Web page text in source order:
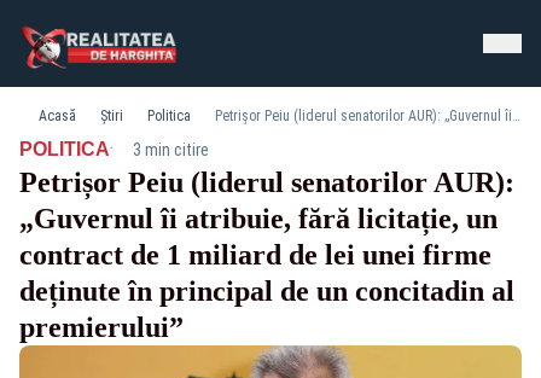
Acasă Știri Politica Petrișor Peiu (liderul senatorilor AUR): „Guvernul îi atribuie, fără licitație, un contract de 1 miliard de lei unei firme deținute în principal de un concitadin al premierului”
POLITICA· 3 min citire
Petrișor Peiu (liderul senatorilor AUR):
„Guvernul îi atribuie, fără licitație, un
contract de 1 miliard de lei unei firme
deținute în principal de un concitadin al
premierului”